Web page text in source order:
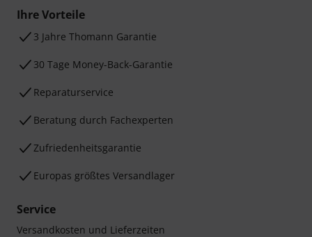
Ihre Vorteile
3 Jahre Thomann Garantie
30 Tage Money-Back-Garantie
Reparaturservice
Beratung durch Fachexperten
Zufriedenheitsgarantie
Europas größtes Versandlager
Service
Versandkosten und Lieferzeiten